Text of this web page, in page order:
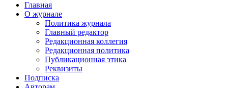
Главная
О журнале
Политика журнала
Главный редактор
Редакционная коллегия
Редакционная политика
Публикационная этика
Реквизиты
Подписка